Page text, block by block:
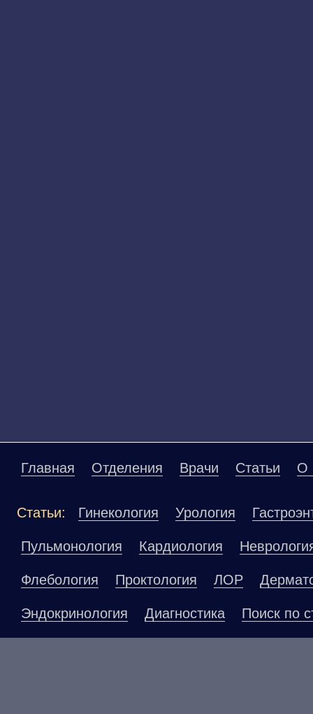
Главная Отделения Врачи Статьи О
Статьи: Гинекология Урология
Пульмонология Кардиология
Флебология Проктология ЛОР
Эндокринология Диагностика Поиск по